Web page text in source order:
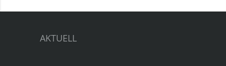
AKTUELL